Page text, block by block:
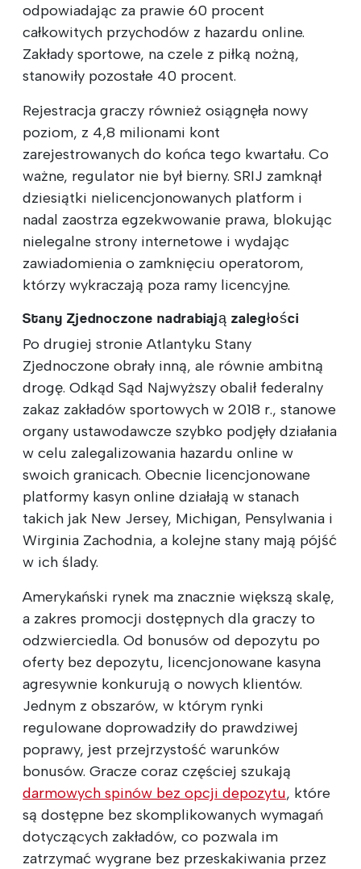
odpowiadając za prawie 60 procent
całkowitych przychodów z hazardu online.
Zakłady sportowe, na czele z piłką nożną,
stanowiły pozostałe 40 procent.
Rejestracja graczy również osiągnęła nowy
poziom, z 4,8 milionami kont
zarejestrowanych do końca tego kwartału. Co
ważne, regulator nie był bierny. SRIJ zamknął
dziesiątki nielicencjonowanych platform i
nadal zaostrza egzekwowanie prawa, blokując
nielegalne strony internetowe i wydając
zawiadomienia o zamknięciu operatorom,
którzy wykraczają poza ramy licencyjne.
Stany Zjednoczone nadrabiają zaległości
Po drugiej stronie Atlantyku Stany
Zjednoczone obrały inną, ale równie ambitną
drogę. Odkąd Sąd Najwyższy obalił federalny
zakaz zakładów sportowych w 2018 r., stanowe
organy ustawodawcze szybko podjęły działania
w celu zalegalizowania hazardu online w
swoich granicach. Obecnie licencjonowane
platformy kasyn online działają w stanach
takich jak New Jersey, Michigan, Pensylwania i
Wirginia Zachodnia, a kolejne stany mają pójść
w ich ślady.
Amerykański rynek ma znacznie większą skalę,
a zakres promocji dostępnych dla graczy to
odzwierciedla. Od bonusów od depozytu po
oferty bez depozytu, licencjonowane kasyna
agresywnie konkurują o nowych klientów.
Jednym z obszarów, w którym rynki
regulowane doprowadziły do prawdziwej
poprawy, jest przejrzystość warunków
bonusów. Gracze coraz częściej szukają
darmowych spinów bez opcji depozytu, które
są dostępne bez skomplikowanych wymagań
dotyczących zakładów, co pozwala im
zatrzymać wygrane bez przeskakiwania przez